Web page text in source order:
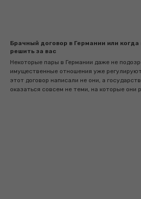
Брачный договор в Германии или
решить за вас
Некоторые пары в Германии даже не
имущественные отношения уже
этот договор написали не они, а
оказаться совсем не теми, на которые они